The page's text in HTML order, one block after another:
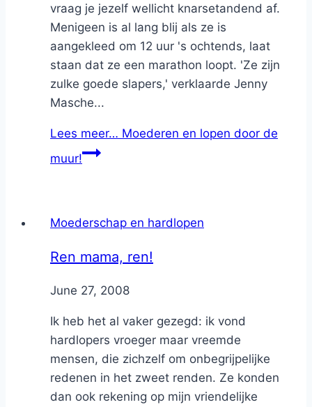
vraag je jezelf wellicht knarsetandend af.
Menigeen is al lang blij als ze is
aangekleed om 12 uur 's ochtends, laat
staan dat ze een marathon loopt. 'Ze zijn
zulke goede slapers,' verklaarde Jenny
Masche...
Lees meer… Moederen en lopen door de
muur!
Moederschap en hardlopen
Ren mama, ren!
ByNicole
June 27, 2008
Ik heb het al vaker gezegd: ik vond
hardlopers vroeger maar vreemde
mensen, die zichzelf om onbegrijpelijke
redenen in het zweet renden. Ze konden
dan ook rekening op mijn vriendelijke